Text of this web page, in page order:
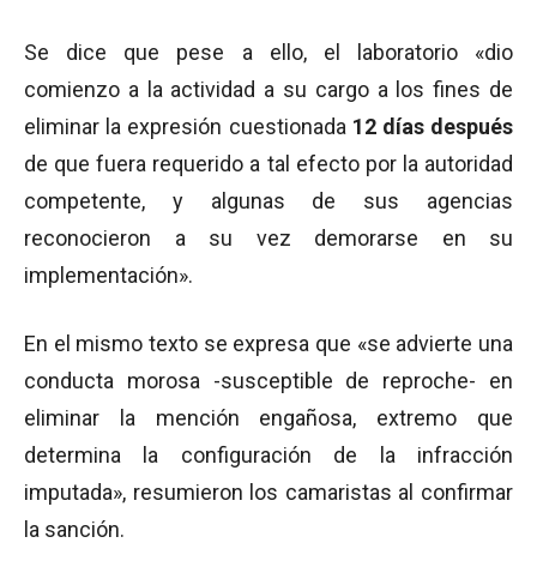
Se dice que pese a ello, el laboratorio «dio
comienzo a la actividad a su cargo a los fines de
eliminar la expresión cuestionada 12 días después
de que fuera requerido a tal efecto por la autoridad
competente, y algunas de sus agencias
reconocieron a su vez demorarse en su
implementación».
En el mismo texto se expresa que «se advierte una
conducta morosa -susceptible de reproche- en
eliminar la mención engañosa, extremo que
determina la configuración de la infracción
imputada», resumieron los camaristas al confirmar
la sanción.